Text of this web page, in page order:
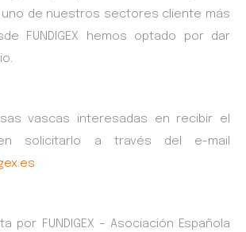
de nuestros sectores cliente más
FUNDIGEX hemos optado por dar
vascas interesadas en recibir el
solicitarlo a través del e-mail
por FUNDIGEX – Asociación Española